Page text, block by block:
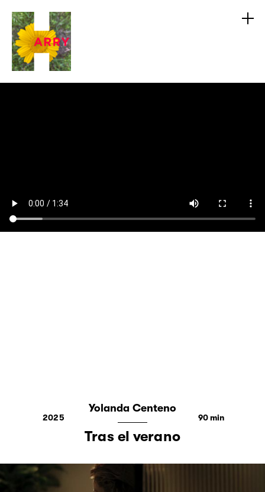
Yolanda Centeno
2025 90
Tras el verano